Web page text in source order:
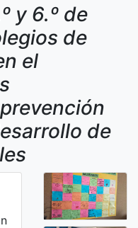
y 6.º de
de
el
de